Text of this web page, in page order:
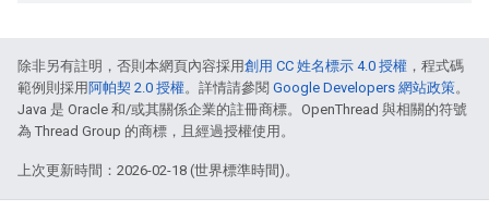
除非另有註明，否則本網頁內容採用創用 CC 姓名標示 4.0 授權 ，程式碼
範例則採用 阿帕契 2.0 授權。詳情請參閱 Google Developers 網站政策。
Java 是 Oracle 和/或其關係企業的註冊商標。OpenThread 與相關的符號
為 Thread Group 的商標，且經過授權使用。
上次更新時間：2026-02-18 (世界標準時間)。